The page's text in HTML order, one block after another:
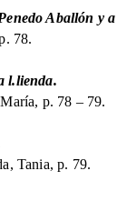
Aballón y
78.
l.lienda.
p. 78 – 79.
Tania, p. 79.